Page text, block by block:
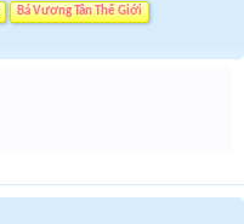
Bá Vương Tân Thế Giới